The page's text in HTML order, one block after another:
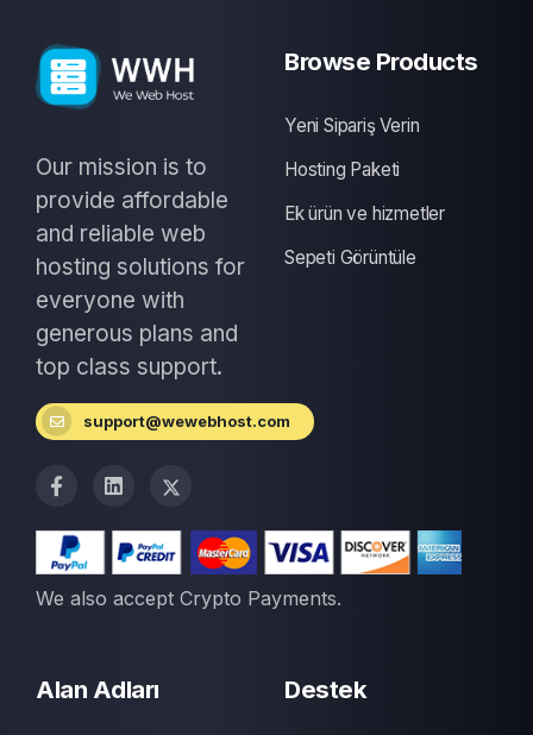
Our mission is to
provide affordable
and reliable web
hosting solutions for
everyone with
generous plans and
top class support.
support@wewebhost.com
We also accept Crypto Payments.
Browse Products
Yeni Sipariş Verin
Hosting Paketi
Ek ürün ve hizmetler
Sepeti Görüntüle
Alan Adları Destek